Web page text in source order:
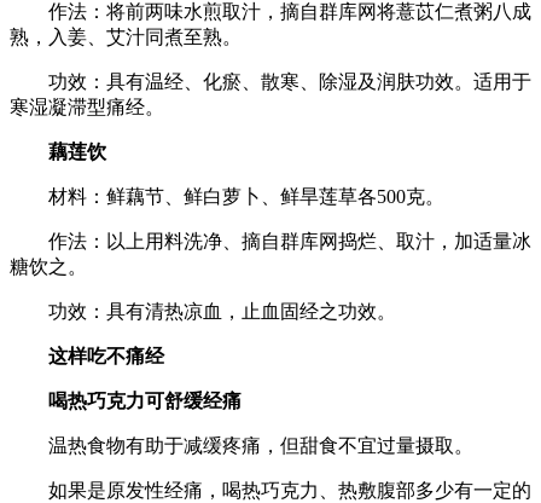
作法：将前两味水煎取汁，摘自群库网将薏苡仁煮粥八成
熟，入姜、艾汁同煮至熟。
功效：具有温经、化瘀、散寒、除湿及润肤功效。适用于
寒湿凝滞型痛经。
藕莲饮
材料：鲜藕节、鲜白萝卜、鲜旱莲草各500克。
作法：以上用料洗净、摘自群库网捣烂、取汁，加适量冰
糖饮之。
功效：具有清热凉血，止血固经之功效。
这样吃不痛经
喝热巧克力可舒缓经痛
温热食物有助于减缓疼痛，但甜食不宜过量摄取。
如果是原发性经痛，喝热巧克力、热敷腹部多少有一定的